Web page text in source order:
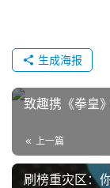
生成海报
致趣携《拳皇
上一篇
刷榜重灾区：